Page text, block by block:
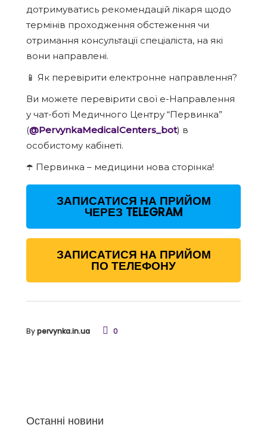
дотримуватись рекомендацій лікаря щодо
термінів проходження обстеження чи
отримання консультації спеціаліста, на які
вони направлені.
📱 Як перевірити електронне направлення?
Ви можете перевірити свої е-Направлення
у чат-боті Медичного Центру “Первинка”
(@PervynkaMedicalCenters_bot) в
особистому кабінеті.
☂️ Первинка – медицини нова сторінка!
ЗАПИСАТИСЯ НА ПРИЙОМ
ЧЕРЕЗ TELEGRAM
ЗАПИСАТИСЯ НА ПРИЙОМ
ПО ТЕЛЕФОНУ
Bypervynka.in.ua 0
Останні новини